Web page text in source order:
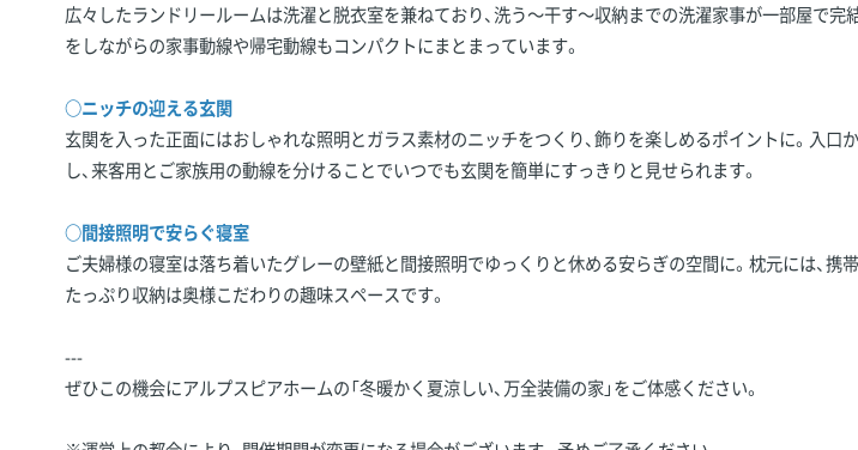
広々したランドリールームは洗濯と脱衣室を兼ねており、洗う～干す～収納までの洗濯家事が一部屋で
をしながらの家事動線や帰宅動線もコンパクトにまとまっています。
○ニッチの迎える玄関
玄関を入った正面にはおしゃれな照明とガラス素材のニッチをつくり、飾りを楽しめるポイントに。入
し、来客用とご家族用の動線を分けることでいつでも玄関を簡単にすっきりと見せられます。
○間接照明で安らぐ寝室
ご夫婦様の寝室は落ち着いたグレーの壁紙と間接照明でゆっくりと休める安らぎの空間に。枕元には、
たっぷり収納は奥様こだわりの趣味スペースです。
---
ぜひこの機会にアルプスピアホームの「冬暖かく夏涼しい、万全装備の家」をご体感ください。